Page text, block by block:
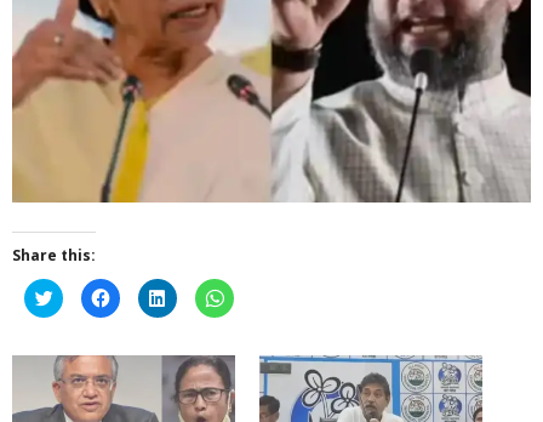
Share this:
Click
to
share
Twitter
(Opens
in
new
window)
Click
to
share
Facebook
(Opens
in
new
window)
Click
to
share
LinkedIn
(Opens
in
new
window)
Click
to
WhatsApp
(Opens
in
new
window)